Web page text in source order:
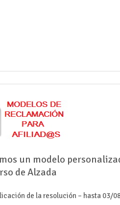
un modelo
de Alzada
de la resolución – hasta 03/